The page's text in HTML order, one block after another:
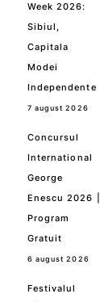
Week 2026:
Sibiul,
Capitala
Modei
Independente
7 august 2026
Concursul
International
George
Enescu 2026 |
Program
Gratuit
6 august 2026
Festivalul